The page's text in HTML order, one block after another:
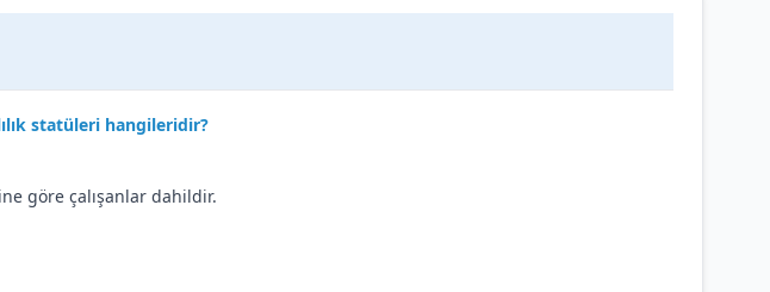
statüleri hangileridir?
göre çalışanlar dahildir.